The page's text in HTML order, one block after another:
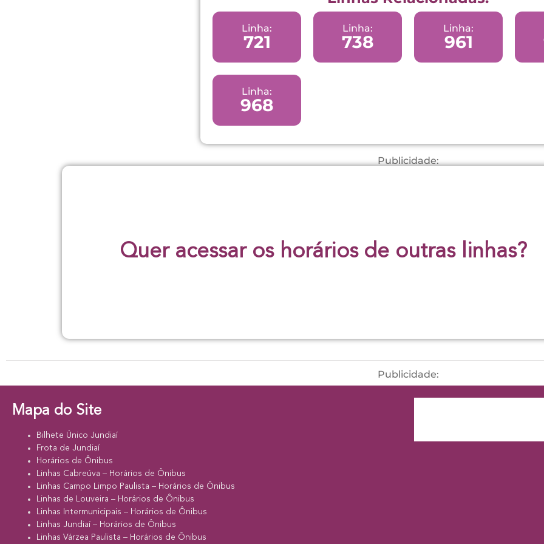
Linha:
721
Linha:
738
Linha:
961
Linha:
968
Publicidade:
Quer acessar os horários de outras linhas?
Publicidade:
Mapa do Site
Bilhete Único Jundiaí
Frota de Jundiaí
Horários de Ônibus
Linhas Cabreúva – Horários de Ônibus
Linhas Campo Limpo Paulista – Horários de Ônibus
Linhas de Louveira – Horários de Ônibus
Linhas Intermunicipais – Horários de Ônibus
Linhas Jundiaí – Horários de Ônibus
Linhas Várzea Paulista – Horários de Ônibus